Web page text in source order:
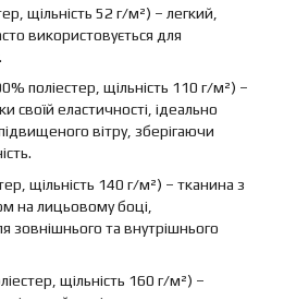
щільність 52 г/м²) – легкий,
використовується для
поліестер, щільність 110 г/м²) –
своїй еластичності, ідеально
вітру, зберігаючи
щільність 140 г/м²) – тканина з
на лицьовому боці,
зовнішнього та внутрішнього
щільність 160 г/м²) –